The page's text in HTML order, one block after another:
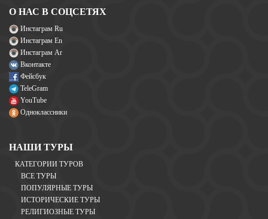
О НАС В СОЦСЕТЯХ
Инстаграм Ru
Инстаграм En
Инстаграм Ar
Вконтакте
Фейсбук
TeleGram
YouTube
Одноклассники
НАШИ ТУРЫ
КАТЕГОРИИ ТУРОВ
ВСЕ ТУРЫ
ПОПУЛЯРНЫЕ ТУРЫ
ИСТОРИЧЕСКИЕ ТУРЫ
РЕЛИГИОЗНЫЕ ТУРЫ